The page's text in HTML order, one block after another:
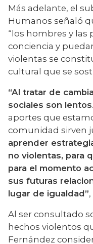
Más adelante, el
Humanos señaló
“los hombres y las
conciencia y
violentas se
cultural que se
“Al tratar de
sociales son lentos
aportes que
comunidad sirven
aprender
no violentas, para
para el momento
sus futuras
lugar de igualdad”
Al ser consultado
hechos violentos
Fernández